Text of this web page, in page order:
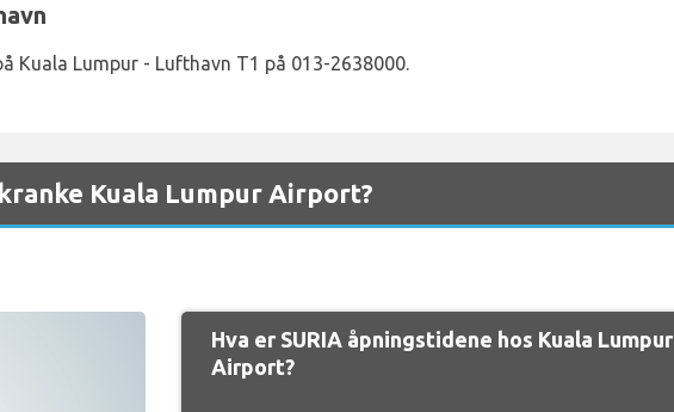
Kuala Lumpur - Lufthavn T1 på 013-2638000.
Kuala Lumpur Airport?
Hva er SURIA åpningstidene hos Kuala Lumpur
Airport?